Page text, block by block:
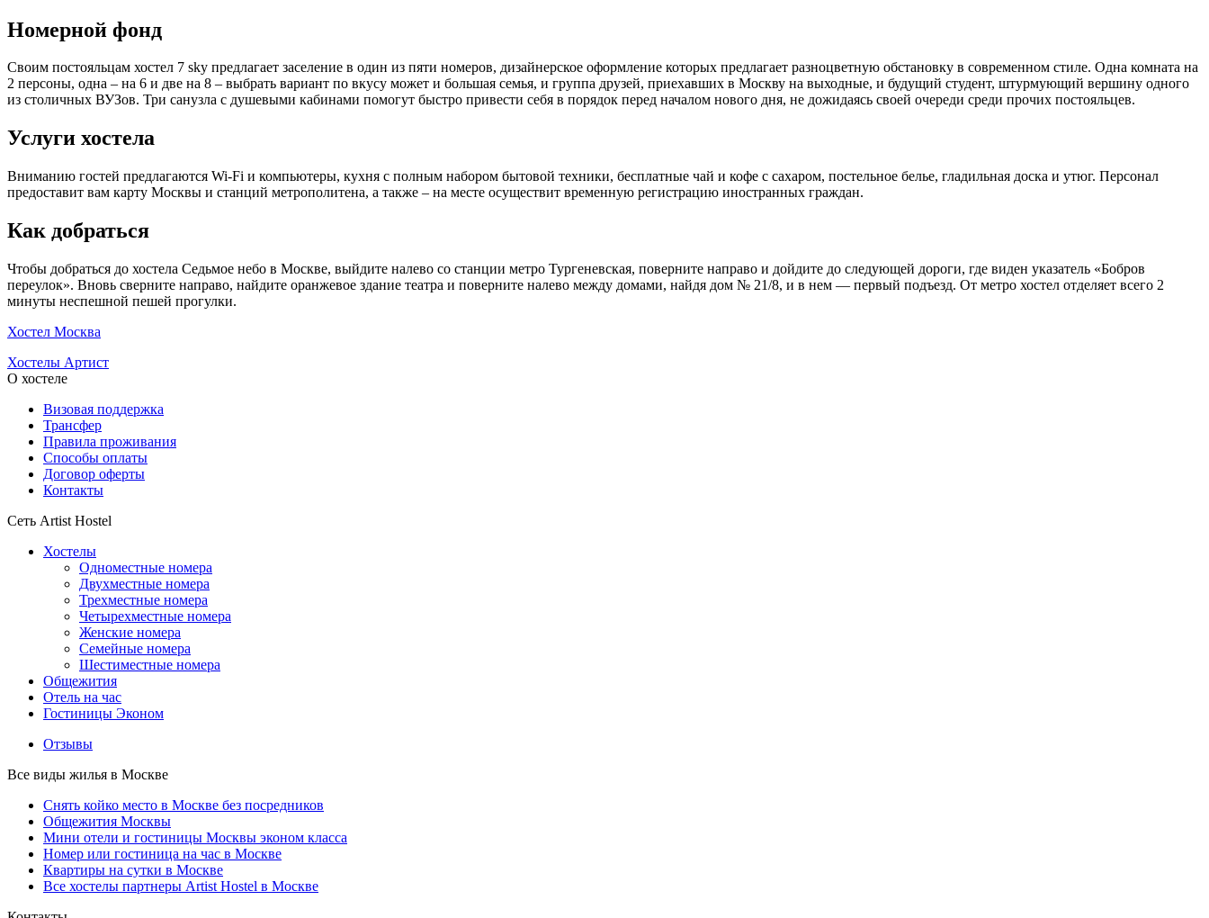
Номерной фонд
Своим постояльцам хостел 7 sky предлагает заселение в один из пяти номеров, дизайнерское оформление которых предлагает разноцветную обстановку в современном стиле. Одна комната на
2 персоны, одна – на 6 и две на 8 – выбрать вариант по вкусу может и большая семья, и группа друзей, приехавших в Москву на выходные, и будущий студент, штурмующий вершину одного
из столичных ВУЗов. Три санузла с душевыми кабинами помогут быстро привести себя в порядок перед началом нового дня, не дожидаясь своей очереди среди прочих постояльцев.
Услуги хостела
Вниманию гостей предлагаются Wi-Fi и компьютеры, кухня с полным набором бытовой техники, бесплатные чай и кофе с сахаром, постельное белье, гладильная доска и утюг. Персонал
предоставит вам карту Москвы и станций метрополитена, а также – на месте осуществит временную регистрацию иностранных граждан.
Как добраться
Чтобы добраться до хостела Седьмое небо в Москве, выйдите налево со станции метро Тургеневская, поверните направо и дойдите до следующей дороги, где виден указатель «Бобров
переулок». Вновь сверните направо, найдите оранжевое здание театра и поверните налево между домами, найдя дом № 21/8, и в нем — первый подъезд. От метро хостел отделяет всего 2
минуты неспешной пешей прогулки.
Хостел Москва
Хостелы Артист
О хостеле
Визовая поддержка
Трансфер
Правила проживания
Способы оплаты
Договор оферты
Контакты
Сеть Artist Hostel
Хостелы
Одноместные номера
Двухместные номера
Трехместные номера
Четырехместные номера
Женские номера
Семейные номера
Шестиместные номера
Общежития
Отель на час
Гостиницы Эконом
Отзывы
Все виды жилья в Москве
Снять койко место в Москве без посредников
Общежития Москвы
Мини отели и гостиницы Москвы эконом класса
Номер или гостиница на час в Москве
Квартиры на сутки в Москве
Все хостелы партнеры Artist Hostel в Москве